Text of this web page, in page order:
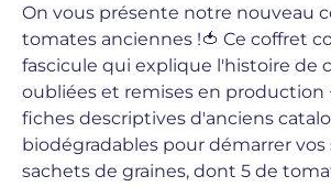
On vous présente notre nouveau
tomates anciennes !🍅 Ce coffret
fascicule qui explique l'histoire de
oubliées et remises en production
fiches descriptives d'anciens
biodégradables pour démarrer vos
sachets de graines, dont 5 de